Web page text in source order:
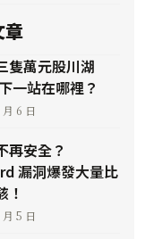
章
隻萬元股川湖
一站在哪裡？
6 日
再安全？
漏洞爆發大量比
！
5 日